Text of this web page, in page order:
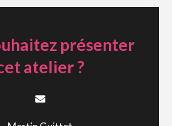
présenter
atelier ?